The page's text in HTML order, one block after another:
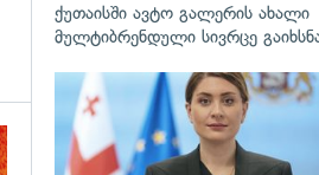
გადახედვა
ქუთაისში ავტო გალერის ახალი
მულტიბრენდული სივრცე